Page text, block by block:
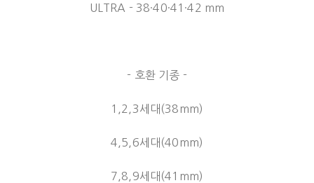
ULTRA - 38·40·41·42 mm
- 호환 기종 -
1,2,3세대(38mm)
4,5,6세대(40mm)
7,8,9세대(41mm)